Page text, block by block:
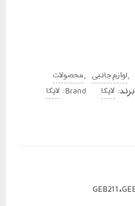
,لوازم جانبی ,محصولات
لایکا Brand: لایکا